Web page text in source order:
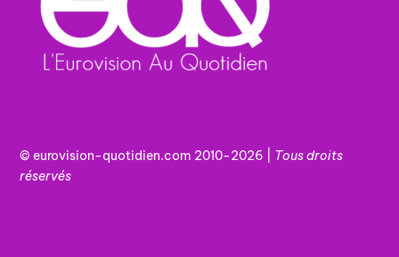
© eurovision-quotidien.com 2010-2026 | Tousdroits
réservés